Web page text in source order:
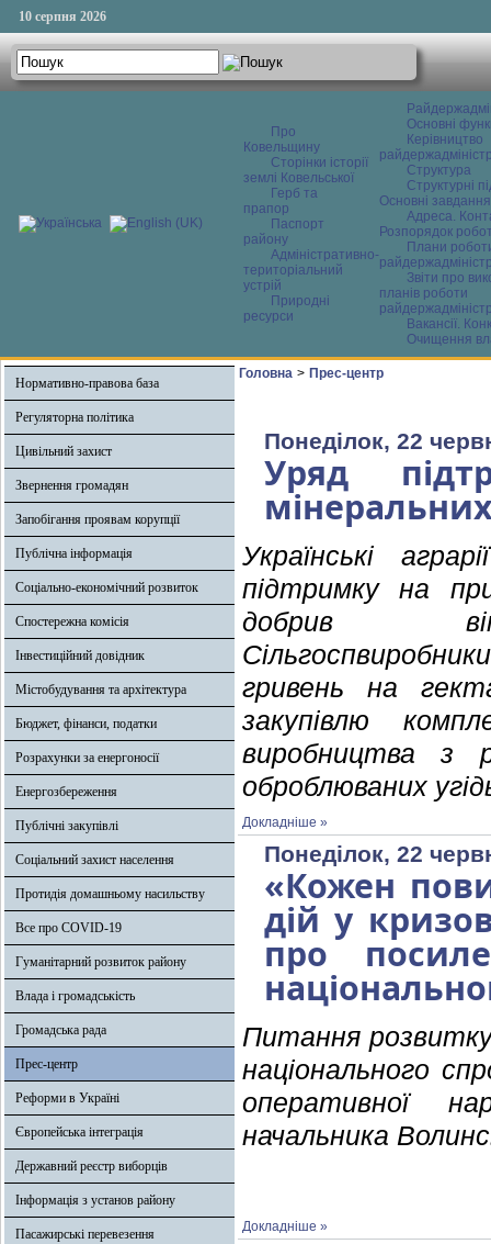
10 серпня 2026
Про
Ковельщину
Сторінки історії
землі Ковельської
Герб та
прапор
Паспорт
району
Адміністративно-
територіальний
устрій
Природні
ресурси
Основні
Керівництво
Структура
Структурні
Основні завдання
Адреса.
Розпорядок
Плани
Звіти про
планів роботи
Вакансії.
Очищення
Нормативно-правова база
Регуляторна політика
Цивільний захист
Звернення громадян
Запобігання проявам корупції
Публічна інформація
Соціально-економічний розвиток
Спостережна комісія
Інвестиційний довідник
Містобудування та архітектура
Бюджет, фінанси, податки
Розрахунки за енергоносії
Енергозбереження
Публічні закупівлі
Соціальний захист населення
Протидія домашньому насильству
Все про COVID-19
Гуманітарний розвиток району
Влада і громадськість
Громадська рада
Прес-центр
Реформи в Україні
Європейська інтеграція
Державний реєстр виборців
Інформація з установ району
Пасажирські перевезення
Головна > Прес-центр
Понеділок, 22
Уряд
Українські
підтримку на
добрив
гривень на
закупівлю
виробництва з
оброблюваних
Докладніше »
Понеділок, 22
«Кожен
дій у
про
Питання
національного
оперативної
начальника
Докладніше »